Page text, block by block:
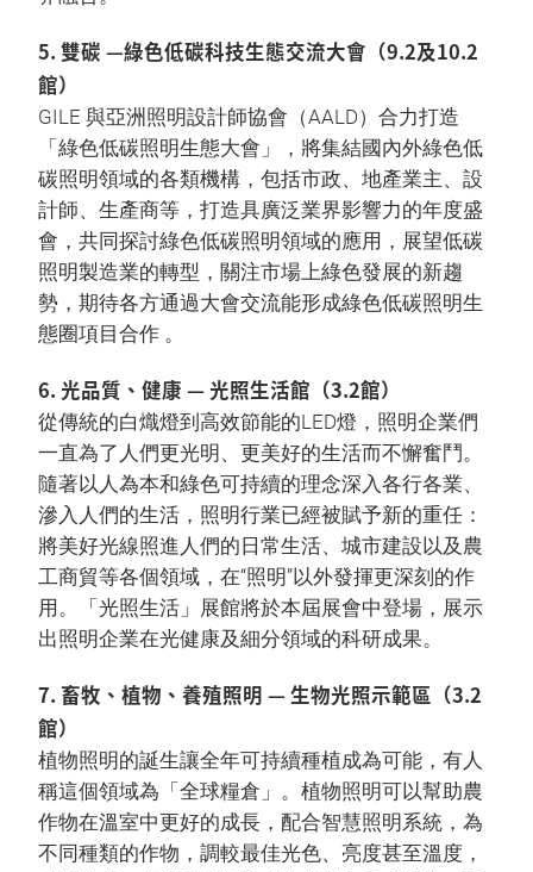
5. 雙碳 —綠色低碳科技生態交流大會（9.2及10.2
館）
GILE 與亞洲照明設計師協會（AALD）合力打造
「綠色低碳照明生態大會」，將集結國內外綠色低
碳照明領域的各類機構，包括市政、地產業主、設
計師、生產商等，打造具廣泛業界影響力的年度盛
會，共同探討綠色低碳照明領域的應用，展望低碳
照明製造業的轉型，關注市場上綠色發展的新趨
勢，期待各方通過大會交流能形成綠色低碳照明生
態圈項目合作 。
6. 光品質、健康 — 光照生活館（3.2館）
從傳統的白熾燈到高效節能的LED燈，照明企業們
一直為了人們更光明、更美好的生活而不懈奮鬥。
隨著以人為本和綠色可持續的理念深入各行各業、
滲入人們的生活，照明行業已經被賦予新的重任：
將美好光線照進人們的日常生活、城市建設以及農
工商貿等各個領域，在“照明”以外發揮更深刻的作
用。「光照生活」展館將於本屆展會中登場，展示
出照明企業在光健康及細分領域的科研成果。
7. 畜牧、植物、養殖照明 — 生物光照示範區（3.2
館）
植物照明的誕生讓全年可持續種植成為可能，有人
稱這個領域為「全球糧倉」。植物照明可以幫助農
作物在溫室中更好的成長，配合智慧照明系統，為
不同種類的作物，調較最佳光色、亮度甚至溫度，